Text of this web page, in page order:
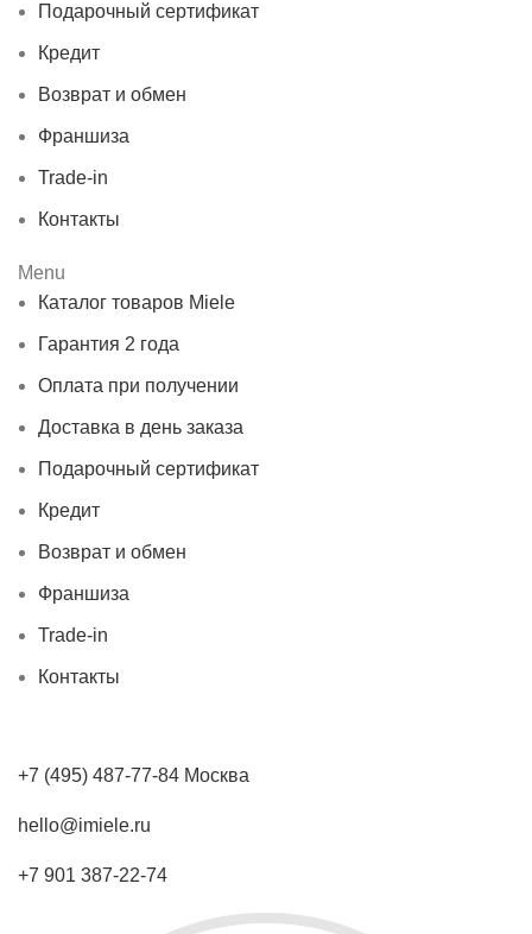
Подарочный сертификат
Кредит
Возврат и обмен
Франшиза
Trade-in
Контакты
Menu
Каталог товаров Miele
Гарантия 2 года
Оплата при получении
Доставка в день заказа
Подарочный сертификат
Кредит
Возврат и обмен
Франшиза
Trade-in
Контакты
+7 (495) 487-77-84 Москва
hello@imiele.ru
+7 901 387-22-74